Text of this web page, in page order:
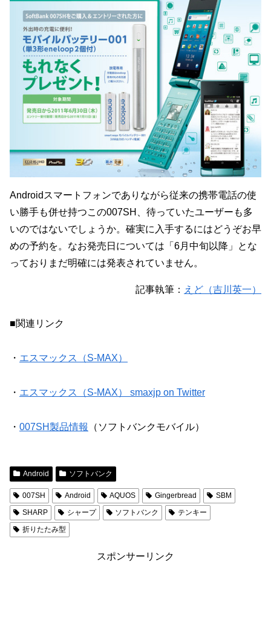
Androidスマートフォンでありながら従来の携帯電話の使
い勝手も併せ持つこの007SH、待っていたユーザーも多
いのではないでしょうか。確実に入手するにはどうぞお早
めの予約を。なお発売日については「6月中旬以降」とな
っておりまだ明確には発表されていません。
記事執筆： えど（吉川英一）
■関連リンク
・ エスマックス（S-MAX）
・ エスマックス（S-MAX） smaxjp on Twitter
・ 007SH製品情報 （ソフトバンクモバイル）
Android ソフトバンク
007SH Android AQUOS Gingerbread
SBM
SHARP
シャープ ソフトバンク
テンキー
折りたたみ型
スポンサーリンク